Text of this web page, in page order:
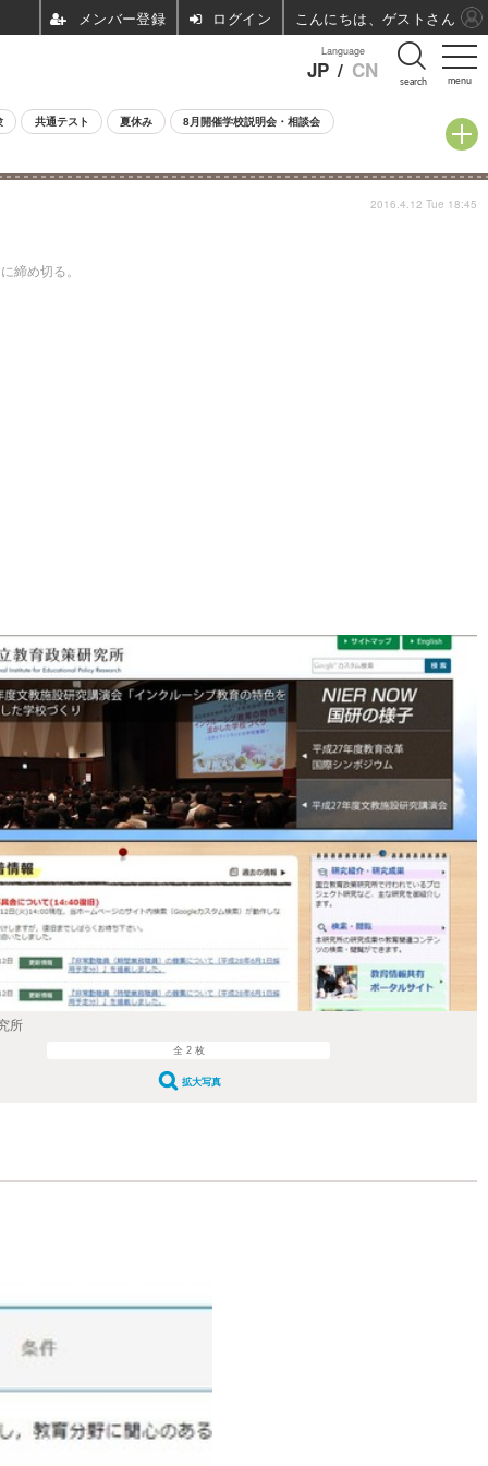
menu
Language
JP / CN search
共通テスト 夏休み 8月開催学校説明会・相談会
締め切る。
2016.4.12 Tue 18:45
所
全 2 枚
拡大写真
ログイン こんにちは、ゲストさん